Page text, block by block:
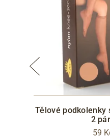
Tělové podkolenky
2
59